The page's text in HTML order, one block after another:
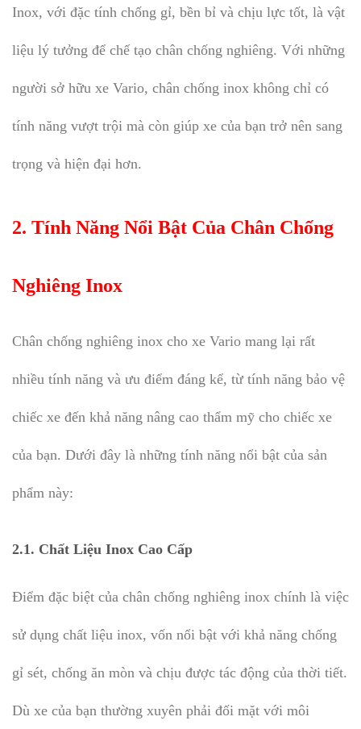
Inox, với đặc tính chống gỉ, bền bỉ và chịu lực tốt, là vật
liệu lý tưởng để chế tạo chân chống nghiêng. Với những
người sở hữu xe Vario, chân chống inox không chỉ có
tính năng vượt trội mà còn giúp xe của bạn trở nên sang
trọng và hiện đại hơn.
2. Tính Năng Nổi Bật Của Chân Chống
Nghiêng Inox
Chân chống nghiêng inox cho xe Vario mang lại rất
nhiều tính năng và ưu điểm đáng kể, từ tính năng bảo vệ
chiếc xe đến khả năng nâng cao thẩm mỹ cho chiếc xe
của bạn. Dưới đây là những tính năng nổi bật của sản
phẩm này:
2.1. Chất Liệu Inox Cao Cấp
Điểm đặc biệt của chân chống nghiêng inox chính là việc
sử dụng chất liệu inox, vốn nổi bật với khả năng chống
gỉ sét, chống ăn mòn và chịu được tác động của thời tiết.
Dù xe của bạn thường xuyên phải đối mặt với môi